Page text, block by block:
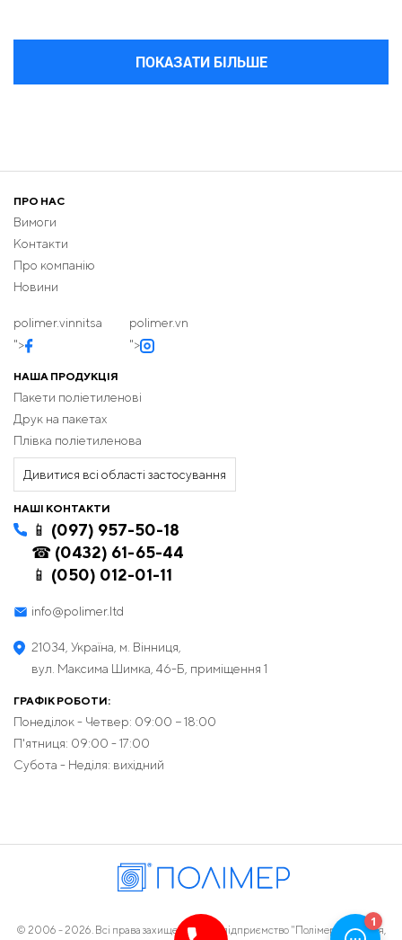
ПОКАЗАТИ БІЛЬШЕ
ПРО НАС
Вимоги
Контакти
Про компанію
Новини
polimer.vinnitsa
">
polimer.vn
">
НАША ПРОДУКЦІЯ
Пакети поліетиленові
Друк на пакетах
Плівка поліетиленова
Дивитися всі області застосування
НАШІ КОНТАКТИ
📱 (097) 957-50-18
☎ (0432) 61-65-44
📱 (050) 012-01-11
info@polimer.ltd
21034, Україна, м. Вінниця,
вул. Максима Шимка, 46-Б, приміщення 1
ГРАФІК РОБОТИ:
Понеділок - Четвер: 09:00 − 18:00
П'ятниця: 09:00 - 17:00
Субота - Неділя: вихідний
© 2006 - 2026. Всі права захищені. ТОВ - підприємство "Полімер", Вінниця,